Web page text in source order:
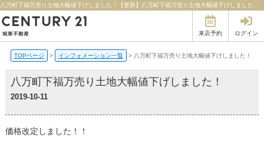
来店予約 ログイン
TOPページ > インフォメーション一覧 > 八万町下福万売り土地大幅値下げしました！
八万町下福万売り土地大幅値下げしました！
2019-10-11
価格改定しました！！